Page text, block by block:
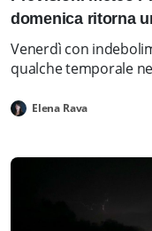
domenica ritorna
Venerdì con
qualche temporale
Elena Rava